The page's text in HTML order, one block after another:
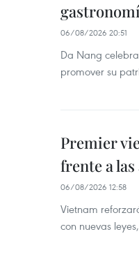
06/08/2026 20:51
Da Nang
promover su
Premier
frente a
06/08/2026 12:58
Vietnam
con nuevas